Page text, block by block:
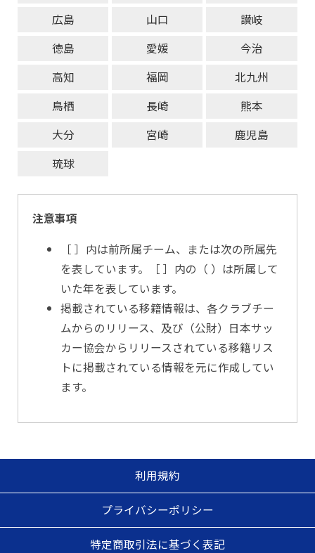
広島
山口
讃岐
徳島
愛媛
今治
高知
福岡
北九州
鳥栖
長崎
熊本
大分
宮崎
鹿児島
琉球
注意事項
［ ］内は前所属チーム、または次の所属先
を表しています。［ ］内の（ ）は所属して
いた年を表しています。
掲載されている移籍情報は、各クラブチー
ムからのリリース、及び（公財）日本サッ
カー協会からリリースされている移籍リス
トに掲載されている情報を元に作成してい
ます。
利用規約
プライバシーポリシー
特定商取引法に基づく表記